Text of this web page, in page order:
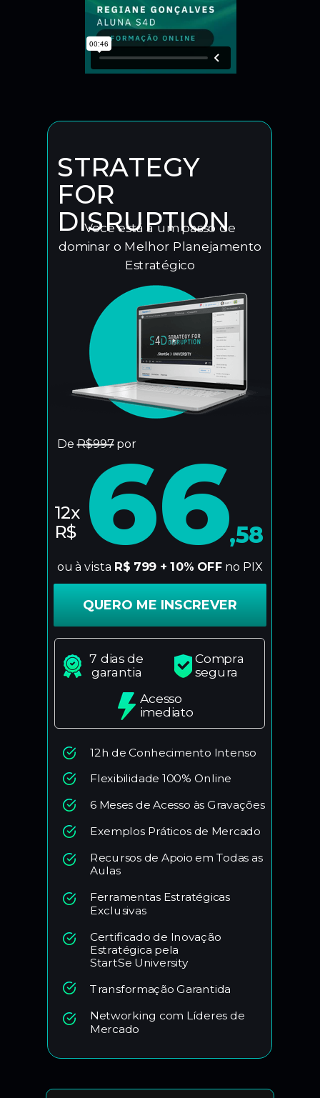
12h de Conhecimento Intenso
Flexibilidade 100% Online
6 Meses de Acesso às Gravações
Exemplos Práticos de Mercado
Recursos de Apoio em Todas as
Aulas
Ferramentas Estratégicas
Exclusivas
Certificado de Inovação
Estratégica pela
StartSe University
Transformação Garantida
Networking com Líderes de
Mercado
Você está a um passo de
dominar o Melhor Planejamento
Estratégico
66
STRATEGY
FOR
DISRUPTION
,58
12x
R$
ou à vista R$ 799 + 10% OFFno PIX
QUERO ME INSCREVER
7 dias de
garantia
Compra
segura
Acesso
imediato
DeR$997por